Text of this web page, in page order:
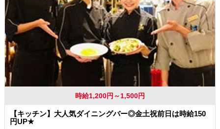
時給1,200円～1,500円
【キッチン】大人気ダイニングバー◎金土祝前日は時給150
円UP★